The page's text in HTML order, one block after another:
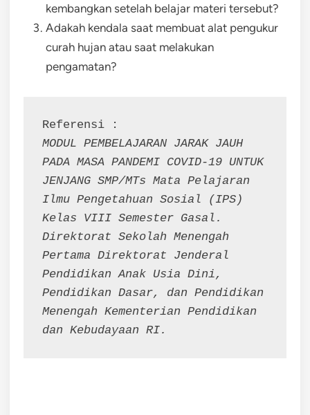
kembangkan setelah belajar materi tersebut?
Adakah kendala saat membuat alat pengukur
curah hujan atau saat melakukan
pengamatan?
MODUL PEMBELAJARAN JARAK JAUH
PADA MASA PANDEMI COVID-19 UNTUK
JENJANG SMP/MTs Mata Pelajaran
Ilmu Pengetahuan Sosial (IPS)
Kelas VIII Semester Gasal.
Direktorat Sekolah Menengah
Pertama Direktorat Jenderal
Pendidikan Anak Usia Dini,
Pendidikan Dasar, dan Pendidikan
Menengah Kementerian Pendidikan
dan Kebudayaan RI.